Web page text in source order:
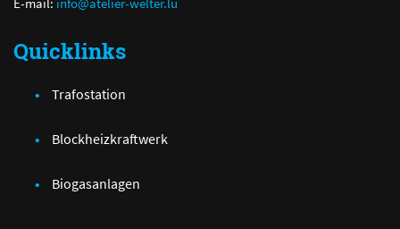
Quicklinks
Trafostation
Blockheizkraftwerk
Biogasanlagen